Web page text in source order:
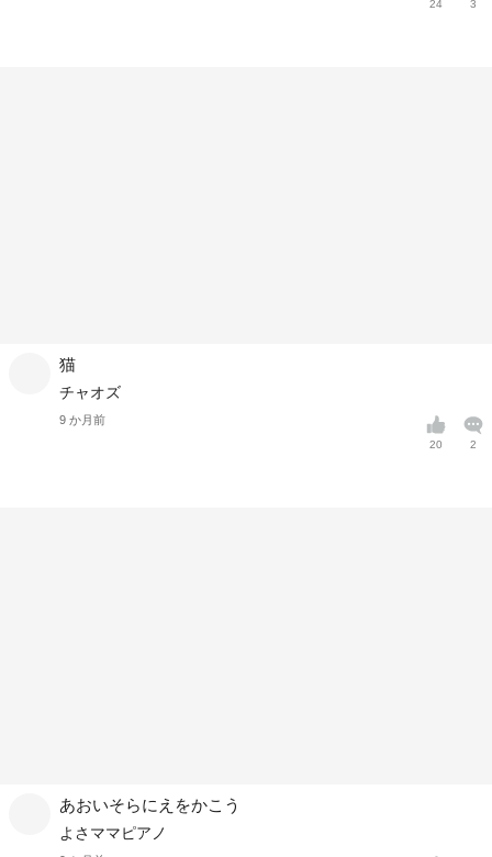
24 3
猫
チャオズ
9 か月前
20 2
あおいそらにえをかこう
よさママピアノ